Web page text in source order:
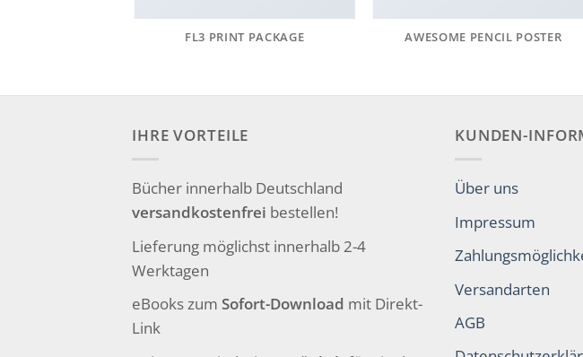
FL3 PRINT PACKAGE AWESOME PENCIL POSTER
IHRE VORTEILE
Bücher innerhalb Deutschland
versandkostenfrei bestellen!
Lieferung möglichst innerhalb 2-4
Werktagen
eBooks zum Sofort-Download mit Direkt-
Link
KUNDEN-
Über uns
Impressum
Versandarten
AGB